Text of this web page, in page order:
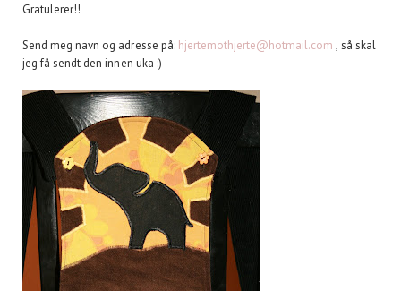
Gratulerer!!
Send meg navn og adresse på: hjertemothjerte@hotmail.com , så skal
jeg få sendt den innen uka :)